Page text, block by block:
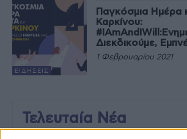
ΕΙΔΉΣΕΙΣ
Παγκόσμια Ημέρα
Καρκίνου:
Διεκδικούμε,
1 Φεβρουαρίου 2021
Τελευταία Νέα